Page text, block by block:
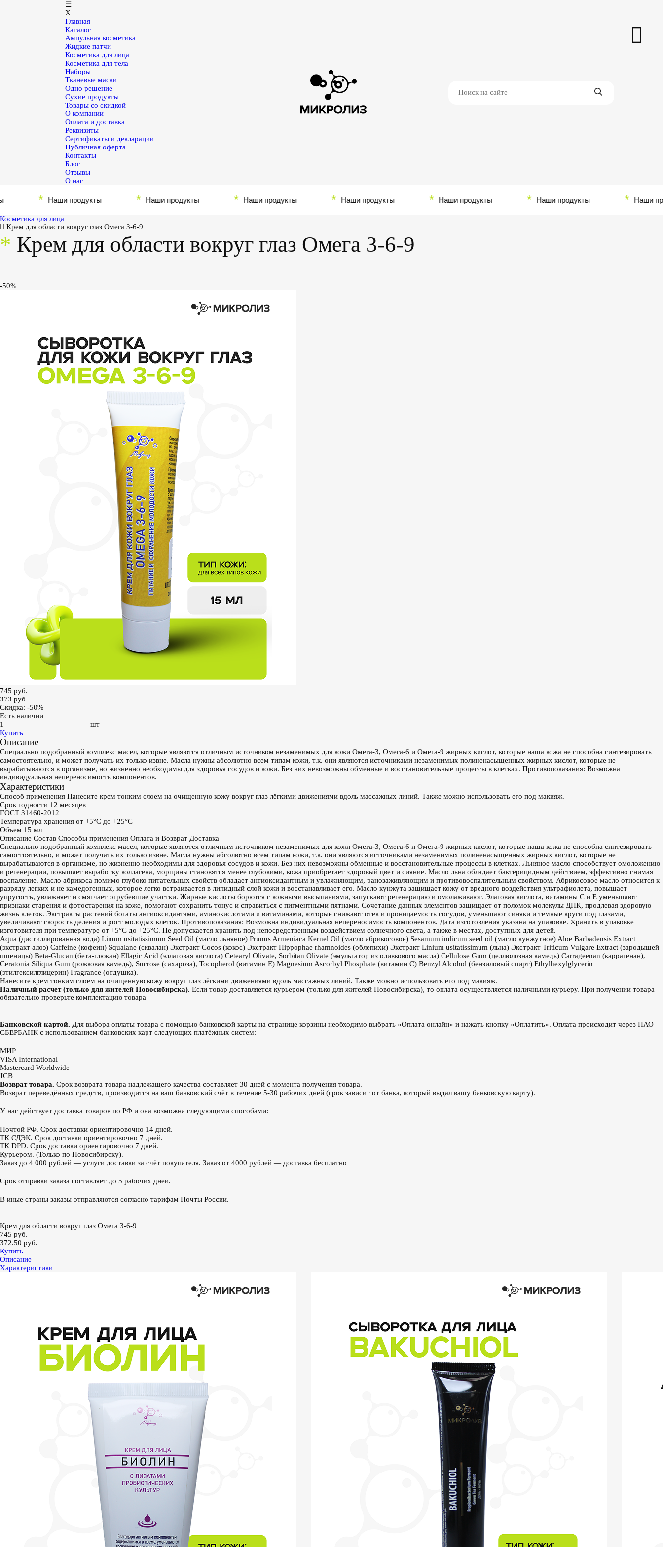
☰
X
Главная
Каталог
Ампульная косметика
Жидкие патчи
Косметика для лица
Косметика для тела
Наборы
Тканевые маски
Одно решение
Сухие продукты
Товары со скидкой
О компании
Оплата и доставка
Реквизиты
Сертификаты и декларации
Публичная оферта
Контакты
Блог
Отзывы
О нас
Наши продукты Наши продукты Наши продукты Наши продукты Наши продукты Наши продукты Наши
Косметика для лица
Крем для области вокруг глаз Омега 3-6-9
* Крем для области вокруг глаз Омега 3-6-9
-50%
745 руб.
373 руб
Скидка: -50%
Есть наличии
шт
Купить
Описание
Специально подобранный комплекс масел, которые являются отличным источником незаменимых для кожи Омега-3, Омега-6 и Омега-9 жирных кислот, которые наша кожа не способна синтезировать
самостоятельно, и может получать их только извне. Масла нужны абсолютно всем типам кожи, т.к. они являются источниками незаменимых полиненасыщенных жирных кислот, которые не
вырабатываются в организме, но жизненно необходимы для здоровья сосудов и кожи. Без них невозможны обменные и восстановительные процессы в клетках. Противопоказания: Возможна
индивидуальная непереносимость компонентов.
Характеристики
Способ применения Нанесите крем тонким слоем на очищенную кожу вокруг глаз лёгкими движениями вдоль массажных линий. Также можно использовать его под макияж.
Срок годности 12 месяцев
ГОСТ 31460-2012
Температура хранения от +5°С до +25°С
Объем 15 мл
Описание Состав Способы применения Оплата и Возврат Доставка
Специально подобранный комплекс масел, которые являются отличным источником незаменимых для кожи Омега-3, Омега-6 и Омега-9 жирных кислот, которые наша кожа не способна синтезировать
самостоятельно, и может получать их только извне. Масла нужны абсолютно всем типам кожи, т.к. они являются источниками незаменимых полиненасыщенных жирных кислот, которые не
вырабатываются в организме, но жизненно необходимы для здоровья сосудов и кожи. Без них невозможны обменные и восстановительные процессы в клетках. Льняное масло способствует омоложению
и регенерации, повышает выработку коллагена, морщины становятся менее глубокими, кожа приобретает здоровый цвет и сияние. Масло льна обладает бактерицидным действием, эффективно снимая
воспаление. Масло абрикоса помимо глубоко питательных свойств обладает антиоксидантным и увлажняющим, ранозаживляющим и противовоспалительным свойством. Абрикосовое масло относится к
разряду легких и не камедогенных, которое легко встраивается в липидный слой кожи и восстанавливает его. Масло кунжута защищает кожу от вредного воздействия ультрафиолета, повышает
упругость, увлажняет и смягчает огрубевшие участки. Жирные кислоты борются с кожными высыпаниями, запускают регенерацию и омолаживают. Элаговая кислота, витамины С и Е уменьшают
признаки старения и фотостарения на коже, помогают сохранить тонус и справиться с пигментными пятнами. Сочетание данных элементов защищает от поломок молекулы ДНК, продлевая здоровую
жизнь клеток. Экстракты растений богаты антиоксидантами, аминокислотами и витаминами, которые снижают отек и проницаемость сосудов, уменьшают синяки и темные круги под глазами,
увеличивают скорость деления и рост молодых клеток. Противопоказания: Возможна индивидуальная непереносимость компонентов. Дата изготовления указана на упаковке. Хранить в упаковке
изготовителя при температуре от +5°С до +25°С. Не допускается хранить под непосредственным воздействием солнечного света, а также в местах, доступных для детей.
Aqua (дистиллированная вода) Linum usitatissimum Seed Oil (масло льняное) Prunus Armeniaca Kernel Oil (масло абрикосовое) Sesamum indicum seed oil (масло кунжутное) Aloe Barbadensis Extract
(экстракт алоэ) Caffeine (кофеин) Squalane (сквалан) Экстракт Cocos (кокос) Экстракт Hippophae rhamnoides (облепихи) Экстракт Linium usitatissimum (льна) Экстракт Triticum Vulgare Extract (зародышей
пшеницы) Beta-Glucan (бета-глюкан) Ellagic Acid (эллаговая кислота) Cetearyl Olivate, Sorbitan Olivate (эмульгатор из оливкового масла) Cellulose Gum (целлюлозная камедь) Carrageenan (каррагенан),
Ceratonia Siliqua Gum (рожковая камедь), Sucrose (сахароза), Tocopherol (витамин Е) Magnesium Ascorbyl Phosphate (витамин С) Benzyl Alcohol (бензиловый спирт) Ethylhexylglycerin
(этилгексилглицерин) Fragrance (отдушка).
Нанесите крем тонким слоем на очищенную кожу вокруг глаз лёгкими движениями вдоль массажных линий. Также можно использовать его под макияж.
Наличный расчет (только для жителей Новосибирска). Если товар доставляется курьером (только для жителей Новосибирска), то оплата осуществляется наличными курьеру. При получении товара
обязательно проверьте комплектацию товара.
Банковской картой. Для выбора оплаты товара с помощью банковской карты на странице корзины необходимо выбрать «Оплата онлайн» и нажать кнопку «Оплатить». Оплата происходит через ПАО
СБЕРБАНК с использованием банковских карт следующих платёжных систем:
МИР
VISA International
Mastercard Worldwide
JCB
Возврат товара. Срок возврата товара надлежащего качества составляет 30 дней с момента получения товара.
Возврат переведённых средств, производится на ваш банковский счёт в течение 5-30 рабочих дней (срок зависит от банка, который выдал вашу банковскую карту).
У нас действует доставка товаров по РФ и она возможна следующими способами:
Почтой РФ. Срок доставки ориентировочно 14 дней.
ТК СДЭК. Срок доставки ориентировочно 7 дней.
ТК DPD. Срок доставки ориентировочно 7 дней.
Курьером. (Только по Новосибирску).
Заказ до 4 000 рублей — услуги доставки за счёт покупателя. Заказ от 4000 рублей — доставка бесплатно
Срок отправки заказа составляет до 5 рабочих дней.
В иные страны заказы отправляются согласно тарифам Почты России.
Крем для области вокруг глаз Омега 3-6-9
745 руб.
372.50 руб.
Купить
Описание
Характеристики